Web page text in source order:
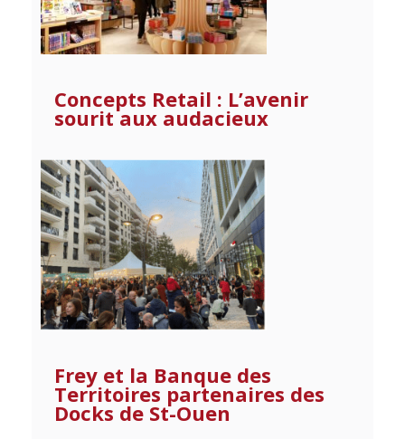
Concepts Retail : L’avenir
sourit aux audacieux
Frey et la Banque des
Territoires partenaires des
Docks de St-Ouen